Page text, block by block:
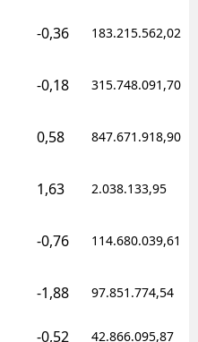
-0,36 183.215.562,02
-0,18 315.748.091,70
0,58 847.671.918,90
1,63 2.038.133,95
-0,76 114.680.039,61
-1,88 97.851.774,54
-0,52 42.866.095,87